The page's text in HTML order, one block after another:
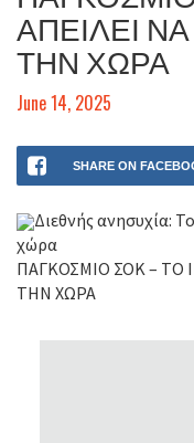
ΑΠΕΙΛΕΙ
ΤΗΝ ΧΩΡΑ
June 14, 2025
SHARE ON
Διεθνής ανησυχία:
χώρα
ΠΑΓΚΟΣΜΙΟ ΣΟΚ – ΤΟ
ΤΗΝ ΧΩΡΑ